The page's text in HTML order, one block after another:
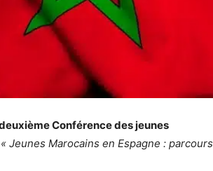
Conférence des jeunes
« Jeunes Marocains en Espagne : parcours